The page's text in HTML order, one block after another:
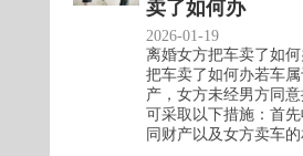
卖了如何办
2026-01-19
离婚女方把车卖了如
把车卖了如何办若车
产，女方未经男方同
可采取以下措施：首
同财产以及女方卖车的